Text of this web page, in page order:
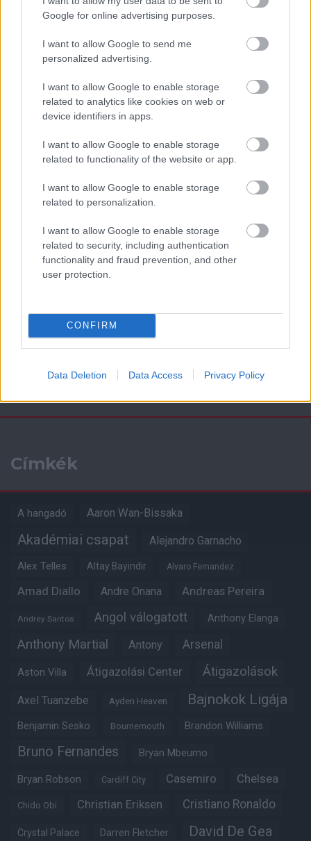
Google for online advertising purposes.
I want to allow Google to send me
personalized advertising.
I want to allow Google to enable storage
related to analytics like cookies on web or
device identifiers in apps.
I want to allow Google to enable storage
related to functionality of the website or app.
I want to allow Google to enable storage
related to personalization.
I want to allow Google to enable storage
related to security, including authentication
functionality and fraud prevention, and other
user protection.
CONFIRM
Data Deletion Data Access Privacy Policy
United
Felkészülési szezon 5. mérkőzés
Croke Park, Dublin
2026-08-12 20:30
3 nap 5 óra 19 perc 28 másodperc
AC Milan Manchester United 2026-08-15 18:00
Támogatás
Támogasd adományoddal
a ManUtdFanatics.hu működését!
Címkék
A hangadó Aaron Wan-Bissaka
Akadémiai csapat Alejandro Garnacho
Alex Telles Altay Bayindir Alvaro Fernandez
Amad Diallo Andre Onana Andreas Pereira
Andrey Santos Angol válogatott Anthony Elanga
Anthony Martial Antony Arsenal
Aston Villa Átigazolási Center Átigazolások
Axel Tuanzebe Ayden Heaven Bajnokok Ligája
Benjamin Sesko Bournemouth Brandon Williams
Bruno Fernandes Bryan Mbeumo
Bryan Robson Cardiff City Casemiro Chelsea
Chido Obi Christian Eriksen Cristiano Ronaldo
Crystal Palace Darren Fletcher David De Gea